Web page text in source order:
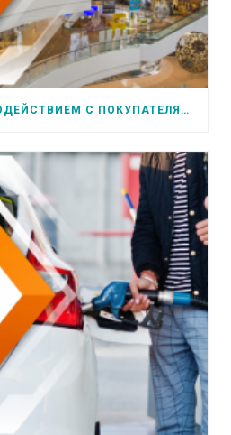
УПРАВЛЕНИЕ ВЗАИМОДЕЙСТВИЕМ С ПОКУПАТЕЛЯМИ ДЛЯ ТРЦ